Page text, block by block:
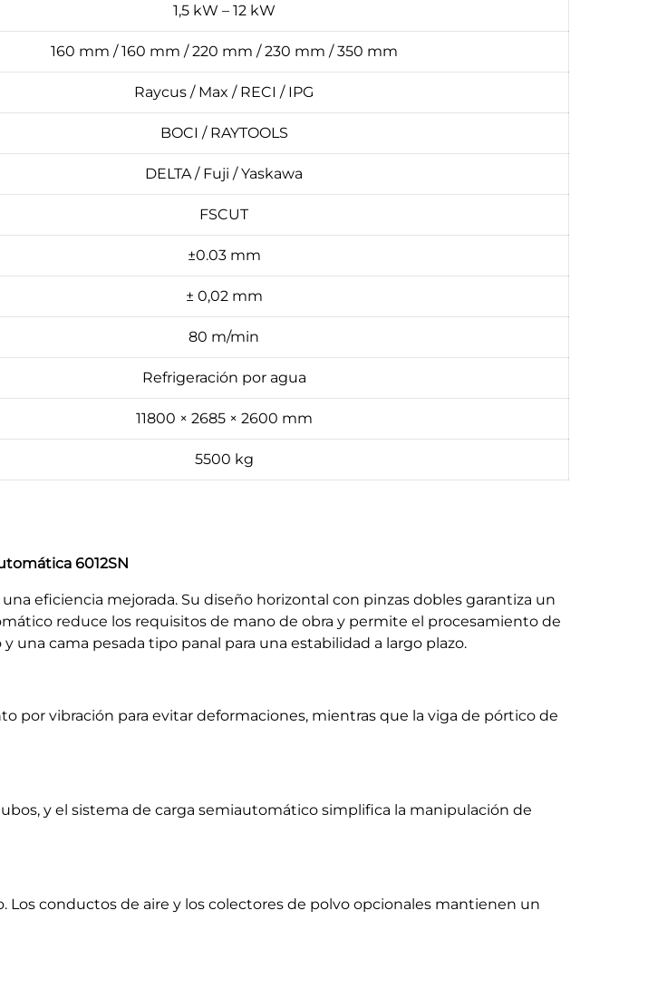
1,5 kW – 12 kW
160 mm / 160 mm / 220 mm / 230 mm / 350 mm
Raycus / Max / RECI / IPG
BOCI / RAYTOOLS
DELTA / Fuji / Yaskawa
FSCUT
±0.03 mm
± 0,02 mm
80 m/min
Refrigeración por agua
11800 × 2685 × 2600 mm
5500 kg
6012SN
eficiencia mejorada. Su diseño horizontal con pinzas dobles garantiza un
reduce los requisitos de mano de obra y permite el procesamiento de
una cama pesada tipo panal para una estabilidad a largo plazo.
por vibración para evitar deformaciones, mientras que la viga de pórtico de
y el sistema de carga semiautomático simplifica la manipulación de
Los conductos de aire y los colectores de polvo opcionales mantienen un